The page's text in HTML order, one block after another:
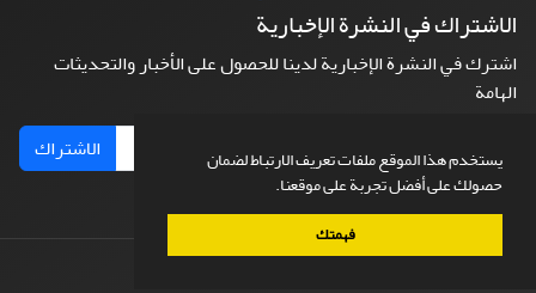
يستخدم هذا الموقع ملفات تعريف الارتباط لضمان
حصولك على أفضل تجربة على موقعنا.
فهمتك
الاشتراك في النشرة الإخبارية
اشترك في النشرة الإخبارية لدينا للحصول على الأخبار والتحديثات
الهامة
الاشتراك